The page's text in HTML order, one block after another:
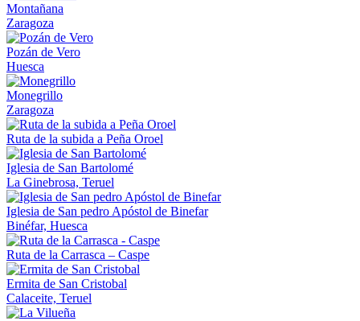
Montañana
Zaragoza
Pozán de Vero
Huesca
Monegrillo
Zaragoza
Ruta de la subida a Peña Oroel
Iglesia de San Bartolomé
La Ginebrosa, Teruel
Iglesia de San pedro Apóstol de Binefar
Binéfar, Huesca
Ruta de la Carrasca – Caspe
Ermita de San Cristobal
Calaceite, Teruel